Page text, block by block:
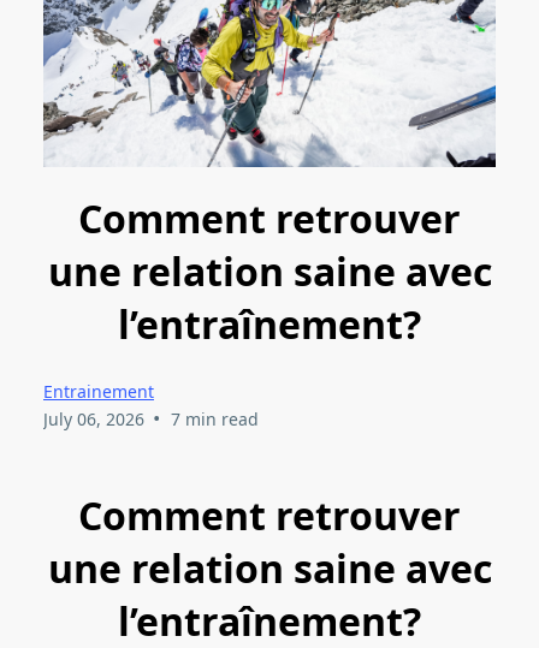
Comment retrouver
une relation saine avec
l’entraînement?
Entrainement
July 06, 2026 • 7 min read
Comment retrouver
une relation saine avec
l’entraînement?